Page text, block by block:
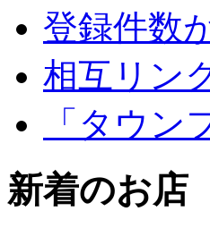
登録件数
相互リン
「タウン
新着のお店